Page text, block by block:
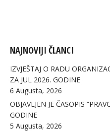
NAJNOVIJI ČLANCI
IZVJEŠTAJ O RADU
ZA JUL 2026. GODINE
6 Augusta, 2026
OBJAVLJEN JE ČASOPIS
GODINE
5 Augusta, 2026